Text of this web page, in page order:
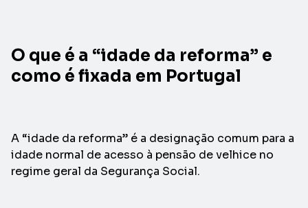
O que é a “idade da reforma” e
como é fixada em Portugal
A “idade da reforma” é a designação comum para a
idade normal de acesso à pensão de velhice no
regime geral da Segurança Social.